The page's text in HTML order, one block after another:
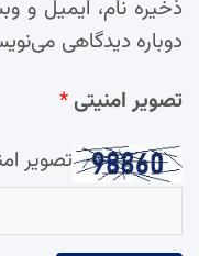
ذخیره نام، ایمیل و
دوباره دیدگاهی
تصویر امنیتی*
تصویر